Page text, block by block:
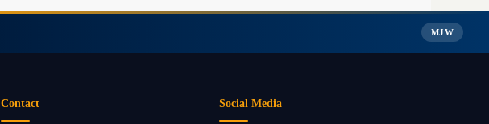
MJW
Contact Social Media